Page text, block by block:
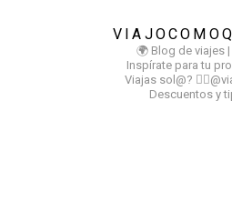
🌍 Blog de viajes
Inspírate para tu
Viajas sol@?
Descuentos y